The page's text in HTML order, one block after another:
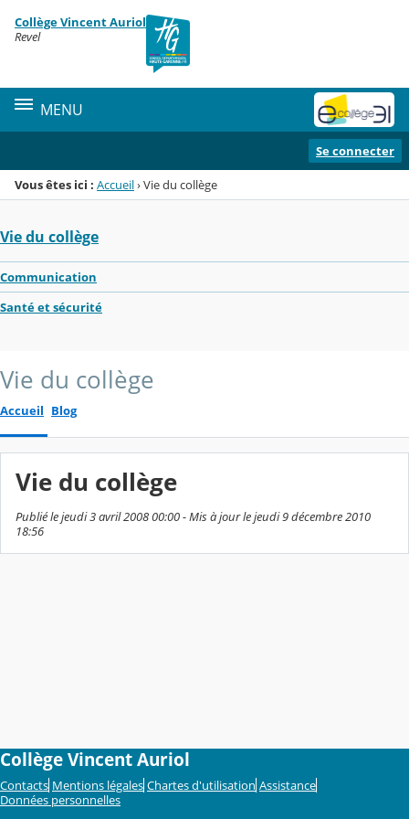
Menu de la rubrique
Contenu
Collège Vincent Auriol
Revel
MENU
Se connecter
Vous êtes ici : Accueil›Vie du collège
Vie du collège
Communication
Santé et sécurité
Vie du collège
Accueil Blog
Vie du collège
Publié le jeudi 3 avril 2008 00:00 - Mis à jour le jeudi 9 décembre 2010
18:56
Collège Vincent Auriol
Contacts Mentions légales Chartes d'utilisation Assistance
Données personnelles